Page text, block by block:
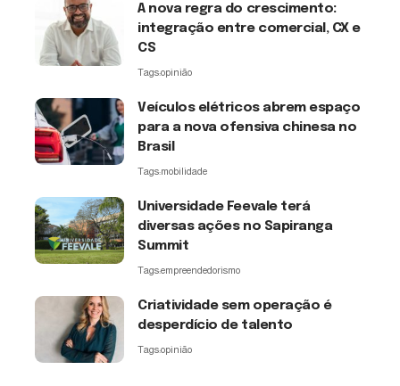
A nova regra do crescimento:
integração entre comercial, CX e
CS
Tags:opinião
Veículos elétricos abrem espaço
para a nova ofensiva chinesa no
Brasil
Tags:mobilidade
Universidade Feevale terá
diversas ações no Sapiranga
Summit
Tags:empreendedorismo
Criatividade sem operação é
desperdício de talento
Tags:opinião